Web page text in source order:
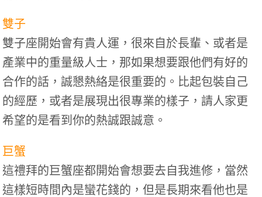
雙子
雙子座開始會有貴人運，很來自於長輩、或者是
產業中的重量級人士，那如果想要跟他們有好的
合作的話，誠懇熱絡是很重要的。比起包裝自己
的經歷，或者是展現出很專業的樣子，請人家更
希望的是看到你的熱誠跟誠意。
巨蟹
這禮拜的巨蟹座都開始會想要去自我進修，當然
這樣短時間內是蠻花錢的，但是長期來看他也是